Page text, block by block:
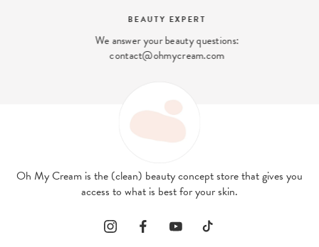
BEAUTY EXPERT
We answer your beauty questions:
contact@ohmycream.com
Oh My Cream is the (clean) beauty concept store that gives you
access to what is best for your skin.